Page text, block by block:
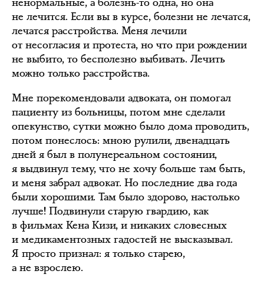
не лечится. Если вы в курсе, болезни не лечатся,
лечатся расстройства. Меня лечили
от несогласия и протеста, но что при рождении
не выбито, то бесполезно выбивать. Лечить
можно только расстройства.
Мне порекомендовали адвоката, он помогал
пациенту из больницы, потом мне сделали
опекунство, сутки можно было дома проводить,
потом понеслось: мною рулили, двенадцать
дней я был в полунереальном состоянии,
я выдвинул тему, что не хочу больше там быть,
и меня забрал адвокат. Но последние два года
были хорошими. Там было здорово, настолько
лучше! Подвинули старую гвардию, как
в фильмах Кена Кизи, и никаких словесных
и медикаментозных гадостей не высказывал.
Я просто признал: я только старею,
а не взрослею.